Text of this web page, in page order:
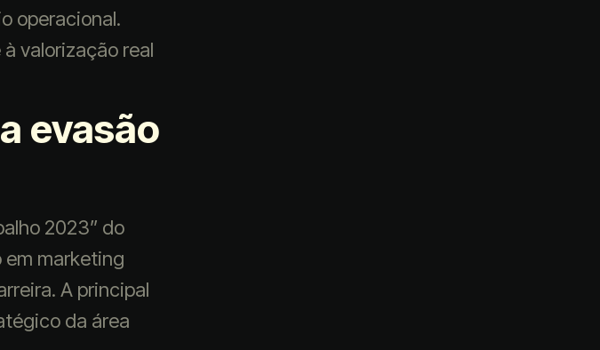
operacional.
valorização real
evasão
2023” do
em marketing
A principal
da área